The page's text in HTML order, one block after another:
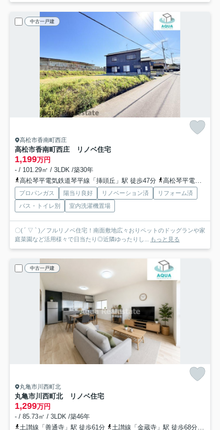
中古一戸建
高松市香南町西庄
高松市香南町西庄 リノベ住宅
1,199万円
- / 101.29㎡ / 3LDK /築30年
高松琴平電気鉄道琴平線「挿頭丘」駅 徒歩47分
高松琴平電気鉄道琴平線「畑田」駅 徒歩49分
プロパンガス 陽当り良好 リノベーション済
リフォーム済
バス・トイレ別
室内洗濯機置場
〇( ´ ▽ ` )／フルリノベ住宅！南面敷地広々おりペットのドッグランや家
庭菜園など活用様々で日当たり◎近隣ゆったりし... もっと見る
中古一戸建
丸亀市川西町北
丸亀市川西町北 リノベ住宅
1,299万円
- / 85.73㎡ / 3LDK /築46年
土讃線「善通寺」駅 徒歩61分
土讃線「金蔵寺」駅 徒歩68分